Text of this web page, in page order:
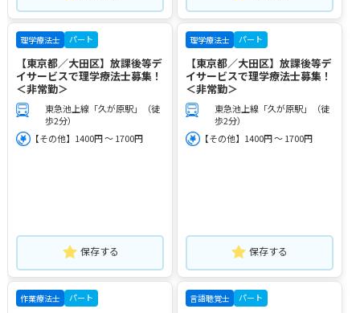
理学療法士 パート
【東京都／大田区】放課後等デ
イサービスで理学療法士募集！
＜非常勤＞
東急池上線「久が原駅」（徒
歩2分）
【その他】1400円 ～ 1700円
保存する
理学療法士 パート
【東京都／大田区】放課後等デ
イサービスで理学療法士募集！
＜非常勤＞
東急池上線「久が原駅」（徒
歩2分）
【その他】1400円 ～ 1700円
保存する
作業療法士 パート 言語聴覚士 パート